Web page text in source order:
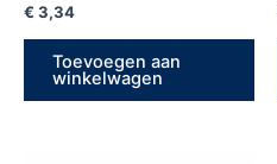
€ 3,34
Toevoegen aan
winkelwagen